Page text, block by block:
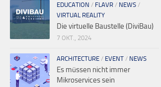
EDUCATION / FLAVR / NEWS /
VIRTUAL REALITY
Die virtuelle Baustelle (DiviBau)
7 OKT., 2024
ARCHITECTURE / EVENT / NEWS
Es müssen nicht immer
Mikroservices sein